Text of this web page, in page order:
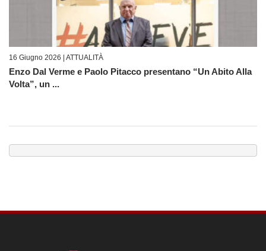
16 Giugno 2026 | ATTUALITÀ
Enzo Dal Verme e Paolo Pitacco presentano “Un Abito Alla
Volta”, un ...